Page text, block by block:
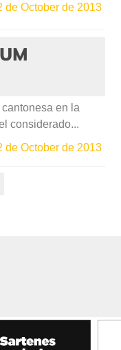
de October de 2013
en la
considerado...
de October de 2013